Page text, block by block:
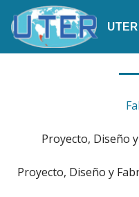
Proyecto, Diseño
Proyecto, Diseño y